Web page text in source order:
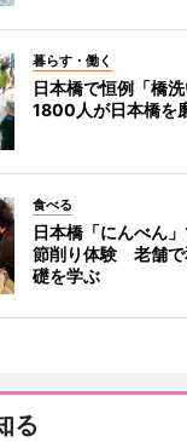
暮らす・働く
日本橋で恒例「橋
1800人が日本橋を
食べる
日本橋「にんべん
節削り体験 老舗で
礎を学ぶ
る